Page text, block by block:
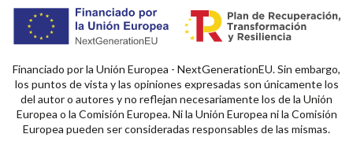
Financiado por la Unión Europea - NextGenerationEU. Sin embargo,
los puntos de vista y las opiniones expresadas son únicamente los
del autor o autores y no reflejan necesariamente los de la Unión
Europea o la Comisión Europea. Ni la Unión Europea ni la Comisión
Europea pueden ser consideradas responsables de las mismas.